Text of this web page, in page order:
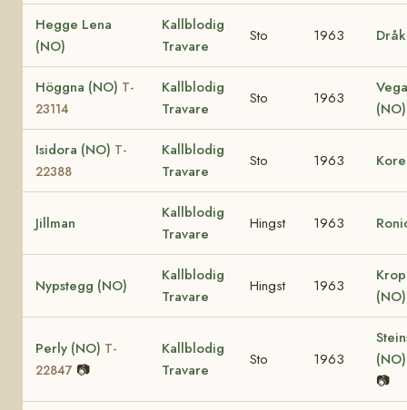
Hegge Lena
(NO)
Kallblodig
Travare
Sto 1963
Höggna (NO) T-
23114
Kallblodig
Travare
Sto 1963
Isidora (NO) T-
22388
Kallblodig
Travare
Sto 1963
Jillman
Kallblodig
Travare
Hingst 1963
Nypstegg (NO)
Kallblodig
Travare
Hingst 1963
Perly (NO) T-
22847 📷
Kallblodig
Travare
Sto 1963
📷